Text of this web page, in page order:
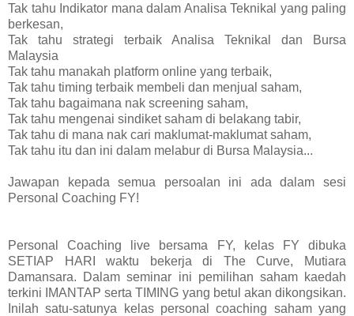
Tak tahu Indikator mana dalam Analisa Teknikal yang paling
berkesan,
Tak tahu strategi terbaik Analisa Teknikal dan Bursa
Malaysia
Tak tahu manakah platform online yang terbaik,
Tak tahu timing terbaik membeli dan menjual saham,
Tak tahu bagaimana nak screening saham,
Tak tahu mengenai sindiket saham di belakang tabir,
Tak tahu di mana nak cari maklumat-maklumat saham,
Tak tahu itu dan ini dalam melabur di Bursa Malaysia...
Jawapan kepada semua persoalan ini ada dalam sesi
Personal Coaching FY!
Personal Coaching live bersama FY, kelas FY dibuka
SETIAP HARI waktu bekerja di The Curve, Mutiara
Damansara. Dalam seminar ini pemilihan saham kaedah
terkini IMANTAP serta TIMING yang betul akan dikongsikan.
Inilah satu-satunya kelas personal coaching saham yang